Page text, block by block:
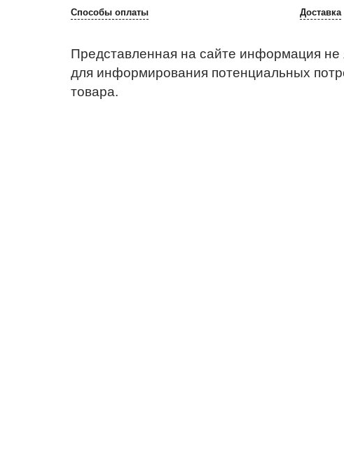
Способы оплаты Доставка
Представленная на сайте информация не
для информирования потенциальных
товара.